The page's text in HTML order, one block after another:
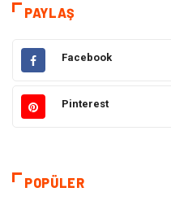
Hukuk
Dekorasyon
Otomotiv
Makine
PAYLAŞ
Facebook
Pinterest
POPÜLER